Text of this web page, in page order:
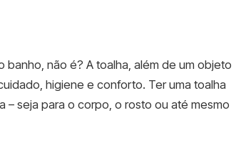
não é? A toalha, além de um objeto
higiene e conforto. Ter uma toalha
seja para o corpo, o rosto ou até mesmo